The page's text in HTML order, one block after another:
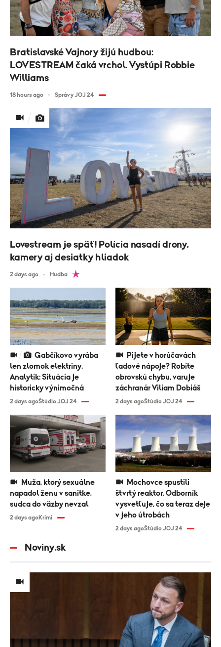
Bratislavské Vajnory žijú hudbou:
LOVESTREAM čaká vrchol. Vystúpi Robbie
Williams
18 hours ago Správy JOJ 24
Lovestream je späť! Polícia nasadí drony,
kamery aj desiatky hliadok
2 days ago Hudba
len zlomok elektriny.
Analytik: Situácia je
historicky výnimočná
2 days agoŠtúdio JOJ 24
ľadové nápoje? Robíte
obrovskú chybu, varuje
záchranár Viliam Dobiáš
2 days agoŠtúdio JOJ 24
napadol ženu v sanitke,
sudca do väzby nevzal
2 days agoKrimi
štvrtý reaktor. Odborník
vysvetľuje, čo sa teraz deje
v jeho útrobách
2 days agoŠtúdio JOJ 24
Noviny.sk